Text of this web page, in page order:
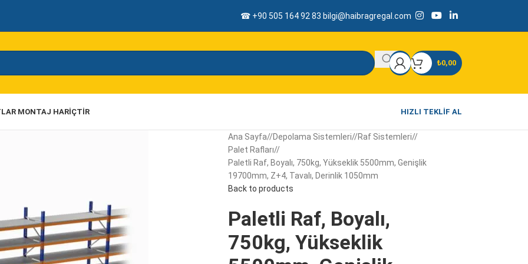
☎ +90 505 164 92 83 bilgi@haibragregal.com
₺0,00
MONTAJ HARIÇTIR HIZLI TEKLIF AL
Ana Sayfa/ Depolama Sistemleri/ Raf Sistemleri/
Palet Rafları/
Paletli Raf, Boyalı, 750kg, Yükseklik 5500mm, Genişlik
19700mm, Z+4, Tavalı, Derinlik 1050mm
Back to products
Paletli Raf, Boyalı,
750kg, Yükseklik